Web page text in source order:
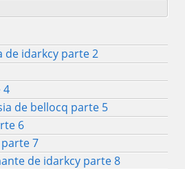
de idarkcy parte 2
4
de bellocq parte 5
6
7
de idarkcy parte 8